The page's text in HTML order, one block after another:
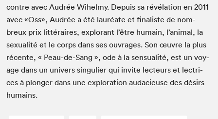
con­tre avec Audrée Wihelmy. Depuis sa révéla­tion en2011
avec «Oss», Audrée a été lau­réate et final­iste de nom­
breux prix lit­téraires, explo­rant l’être humain, l’an­i­mal, la
sex­u­al­ité et le corps dans ses ouvrages. Son œuvre la plus
récente, « Peau-de-Sang », ode à la sen­su­al­ité, est un voy­
age dans un univers sin­guli­er qui invite lecteurs et lec­tri­
ces à plonger dans une explo­ration auda­cieuse des désirs
humains.